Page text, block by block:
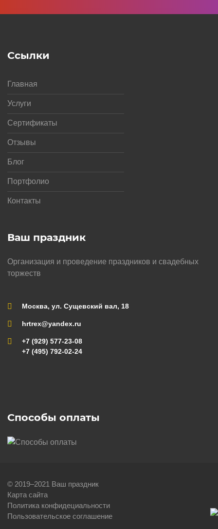
Ваш праздник
Организация и проведение праздников и свадебных
торжеств
Москва, ул. Сущевский вал, 18
hrtrex@yandex.ru
+7 (929) 577-23-08
+7 (495) 792-02-24
Ссылки
Главная
Услуги
Сертификаты
Отзывы
Блог
Портфолио
Контакты
Способы оплаты
© 2019–2021 Ваш праздник
Карта сайта
Политика конфидециальности
Пользовательское соглашение